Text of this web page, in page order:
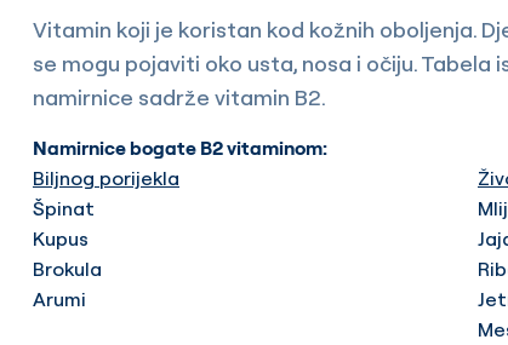
Vitamin koji je koristan kod kožnih oboljenja.
se mogu pojaviti oko usta, nosa i očiju.
namirnice sadrže vitamin B2.
Namirnice bogate B2 vitaminom:
Biljnog porijekla
Špinat
Kupus
Brokula
Arumi